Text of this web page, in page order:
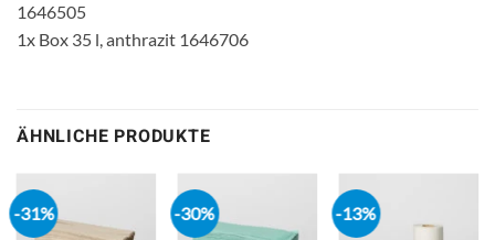
1646505
1x Box 35 l, anthrazit 1646706
ÄHNLICHE PRODUKTE
-31% -30% -13%